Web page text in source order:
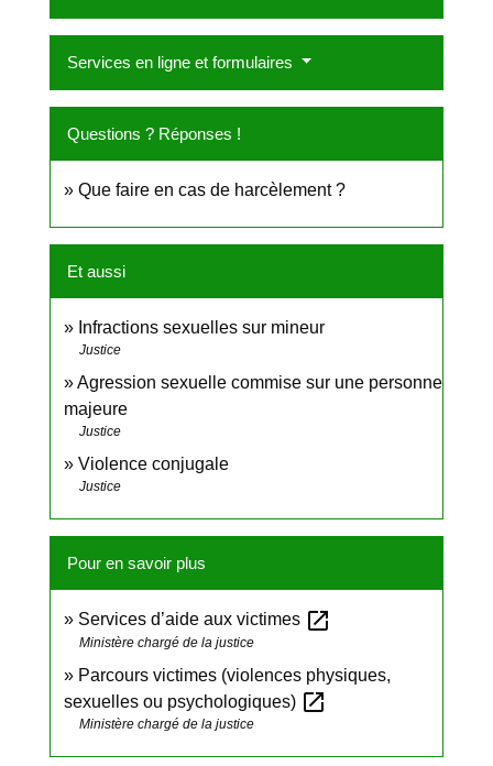
Services en ligne et formulaires
Questions ? Réponses !
Que faire en cas de harcèlement ?
Et aussi
Infractions sexuelles sur mineur
Justice
Agression sexuelle commise sur une personne
majeure
Justice
Violence conjugale
Justice
Pour en savoir plus
Services d’aide aux victimes open_in_new
Ministère chargé de la justice
Parcours victimes (violences physiques,
sexuelles ou psychologiques) open_in_new
Ministère chargé de la justice